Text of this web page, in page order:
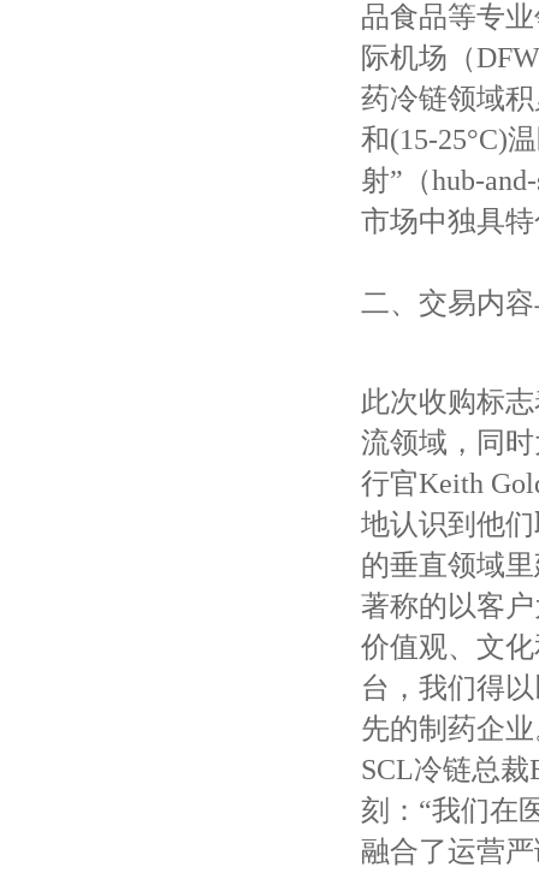
品食品等专
际机场（
药冷链领域
和(15-25°C)
射”（hub-
市场中独具
二、交易内
此次收购标
流领域，同
行官Keith
地认识到他
的垂直领域
著称的以客
价值观、文
台，我们得
先的制药企业
SCL冷链总裁
刻：“我们在
融合了运营